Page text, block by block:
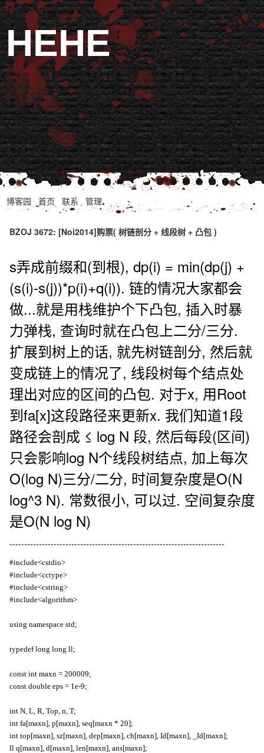
HEHE
博客园 首页 联系 管理
BZOJ 3672: [Noi2014]购票( 树链剖分 + 线段树 + 凸包 )
s弄成前缀和(到根), dp(i) = min(dp(j) +
(s(i)-s(j))*p(i)+q(i)). 链的情况大家都会
做...就是用栈维护个下凸包, 插入时暴
力弹栈, 查询时就在凸包上二分/三分.
扩展到树上的话, 就先树链剖分, 然后就
变成链上的情况了, 线段树每个结点处
理出对应的区间的凸包. 对于x, 用Root
到fa[x]这段路径来更新x. 我们知道1段
路径会剖成 ≤ log N 段, 然后每段(区间)
只会影响log N个线段树结点, 加上每次
O(log N)三分/二分, 时间复杂度是O(N
log^3 N). 常数很小, 可以过. 空间复杂度
是O(N log N)
-------------------------------------------------------------------------
#include<cstdio>
#include<cctype>
#include<cstring>
#include<algorithm>
using namespace std;
typedef long long ll;
const int maxn = 200009;
const double eps = 1e-9;
int N, L, R, Top, n, T;
int fa[maxn], p[maxn], seq[maxn * 20];
int top[maxn], sz[maxn], dep[maxn], ch[maxn], Id[maxn], _Id[maxn];
ll q[maxn], d[maxn], len[maxn], ans[maxn];